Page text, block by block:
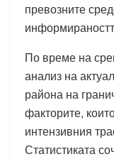
превозните
По време на
анализ на
района на
факторите,
интензивния
Статистиката